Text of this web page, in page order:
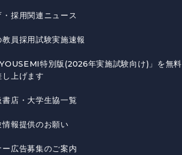
・採用関連ニュース
教員採用試験実施速報
特別版(2026年実施試験向け)」を無料
し上げます
書店・大学生協一覧
情報提供のお願い
ー広告募集のご案内